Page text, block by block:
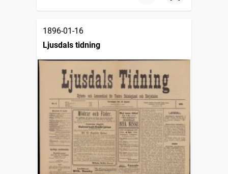
1896-01-16
Ljusdals tidning